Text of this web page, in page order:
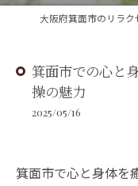
箕面市での心と
操の魅力
2025/05/16
箕面市で心と身体を